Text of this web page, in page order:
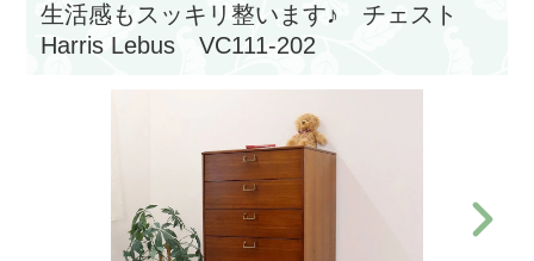
生活感もスッキリ整います♪ チェスト
Harris Lebus VC111-202